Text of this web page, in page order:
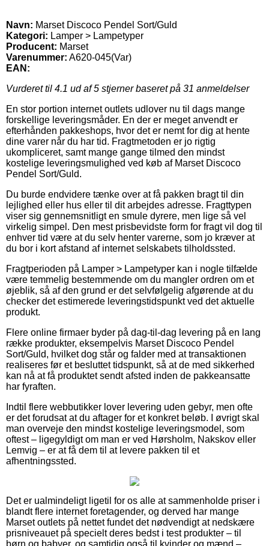
Navn: Marset Discoco Pendel Sort/Guld
Kategori: Lamper > Lampetyper
Producent: Marset
Varenummer: A620-045(Var)
EAN:
Vurderet til 4.1 ud af 5 stjerner baseret på 31 anmeldelser
En stor portion internet outlets udlover nu til dags mange
forskellige leveringsmåder. En der er meget anvendt er
efterhånden pakkeshops, hvor det er nemt for dig at hente
dine varer når du har tid. Fragtmetoden er jo rigtig
ukompliceret, samt mange gange tilmed den mindst
kostelige leveringsmulighed ved køb af Marset Discoco
Pendel Sort/Guld.
Du burde endvidere tænke over at få pakken bragt til din
lejlighed eller hus eller til dit arbejdes adresse. Fragttypen
viser sig gennemsnitligt en smule dyrere, men lige så vel
virkelig simpel. Den mest prisbevidste form for fragt vil dog til
enhver tid være at du selv henter varerne, som jo kræver at
du bor i kort afstand af internet selskabets tilholdssted.
Fragtperioden på Lamper > Lampetyper kan i nogle tilfælde
være temmelig bestemmende om du mangler ordren om et
øjeblik, så af den grund er det selvfølgelig afgørende at du
checker det estimerede leveringstidspunkt ved det aktuelle
produkt.
Flere online firmaer byder på dag-til-dag levering på en lang
række produkter, eksempelvis Marset Discoco Pendel
Sort/Guld, hvilket dog står og falder med at transaktionen
realiseres før et besluttet tidspunkt, så at de med sikkerhed
kan nå at få produktet sendt afsted inden de pakkeansatte
har fyraften.
Indtil flere webbutikker lover levering uden gebyr, men ofte
er det forudsat at du aftager for et konkret beløb. I øvrigt skal
man overveje den mindst kostelige leveringsmodel, som
oftest – ligegyldigt om man er ved Hørsholm, Nakskov eller
Lemvig – er at få dem til at levere pakken til et
afhentningssted.
Det er ualmindeligt ligetil for os alle at sammenholde priser i
blandt flere internet foretagender, og derved har mange
Marset outlets på nettet fundet det nødvendigt at nedskære
prisniveauet på specielt deres bedst i test produkter – til
børn og babyer, og samtidig også til kvinder og mænd –